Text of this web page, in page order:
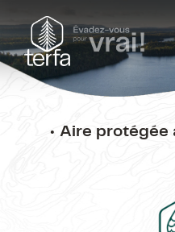
• Aire protégée